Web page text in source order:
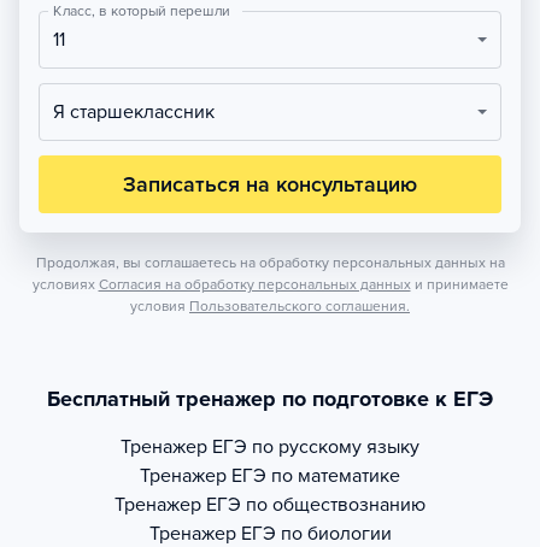
Класс, в который перешли
11
Я старшеклассник
Записаться на консультацию
Продолжая, вы соглашаетесь на обработку персональных данных на
условиях Согласия на обработку персональных данных и принимаете
условия Пользовательского соглашения.
Бесплатный тренажер по подготовке к ЕГЭ
Тренажер ЕГЭ по русскому языку
Тренажер ЕГЭ по математике
Тренажер ЕГЭ по обществознанию
Тренажер ЕГЭ по биологии